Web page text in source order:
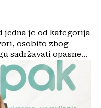
je od kategorija
osobito zbog
sadržavati opasne...